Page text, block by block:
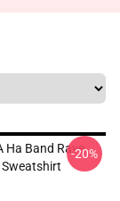
Ha Band Rave-20%